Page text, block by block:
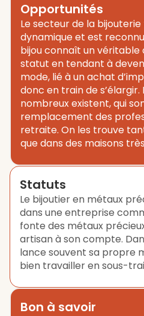
Opportunités
Le secteur de la
dynamique et est
bijou connaît un
statut en tendant à
mode, lié à un achat
donc en train de
nombreux existent, qui
remplacement des
retraite. On les trouve
que dans des maisons
Statuts
Le bijoutier en métaux
dans une entreprise
fonte des métaux
artisan à son compte.
lance souvent sa propre
bien travailler en sous-
Bon à savoir